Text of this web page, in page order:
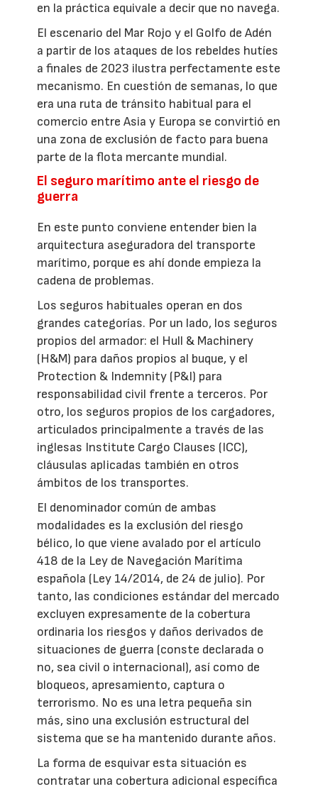
en la práctica equivale a decir que no navega.
El escenario del Mar Rojo y el Golfo de Adén
a partir de los ataques de los rebeldes hutíes
a finales de 2023 ilustra perfectamente este
mecanismo. En cuestión de semanas, lo que
era una ruta de tránsito habitual para el
comercio entre Asia y Europa se convirtió en
una zona de exclusión de facto para buena
parte de la flota mercante mundial.
El seguro marítimo ante el riesgo de
guerra
En este punto conviene entender bien la
arquitectura aseguradora del transporte
marítimo, porque es ahí donde empieza la
cadena de problemas.
Los seguros habituales operan en dos
grandes categorías. Por un lado, los seguros
propios del armador: el Hull & Machinery
(H&M) para daños propios al buque, y el
Protection & Indemnity (P&I) para
responsabilidad civil frente a terceros. Por
otro, los seguros propios de los cargadores,
articulados principalmente a través de las
inglesas Institute Cargo Clauses (ICC),
cláusulas aplicadas también en otros
ámbitos de los transportes.
El denominador común de ambas
modalidades es la exclusión del riesgo
bélico, lo que viene avalado por el artículo
418 de la Ley de Navegación Marítima
española (Ley 14/2014, de 24 de julio). Por
tanto, las condiciones estándar del mercado
excluyen expresamente de la cobertura
ordinaria los riesgos y daños derivados de
situaciones de guerra (conste declarada o
no, sea civil o internacional), así como de
bloqueos, apresamiento, captura o
terrorismo. No es una letra pequeña sin
más, sino una exclusión estructural del
sistema que se ha mantenido durante años.
La forma de esquivar esta situación es
contratar una cobertura adicional específica